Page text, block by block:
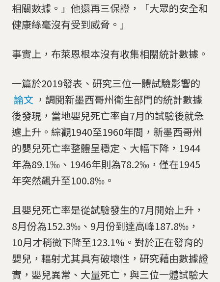
相關數據。」他還再三保證，「大眾的安全和
健康絲毫沒有受到威脅。」
事實上，布萊恩根本沒有收集相關統計數據。
一篇於2019發表、研究三位一體試驗影響的
論文 ，調閱新墨西哥州衛生部門的統計數據
後發現，當地嬰兒死亡率自7月的試驗後就急
遽上升。綜觀1940至1960年間，新墨西哥州
的嬰兒死亡率整體呈穩定、大幅下降，1944
年為89.1‰、1946年則為78.2‰，僅在1945
年突然飆升至100.8‰。
且嬰兒死亡率是從試驗發生的7月開始上升，
8月份為152.3‰、9月份到達高峰187.8‰，
10月才稍微下降至123.1%。對於正在發育的
嬰兒，輻射尤其具有破壞性，研究藉由數據證
實，嬰兒異常、大量死亡，與三位一體試驗大